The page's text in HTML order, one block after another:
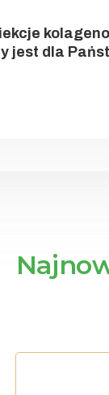
jest dla